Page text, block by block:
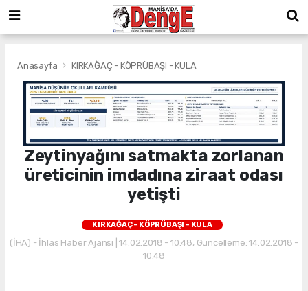
Anasayfa KIRKAĞAÇ - KÖPRÜBAŞI - KULA
Zeytinyağını satmakta zorlanan
üreticinin imdadına ziraat odası
yetişti
KIRKAĞAÇ - KÖPRÜBAŞI - KULA
(İHA) - İhlas Haber Ajansı | 14.02.2018 - 10:48, Güncelleme: 14.02.2018 -
10:48